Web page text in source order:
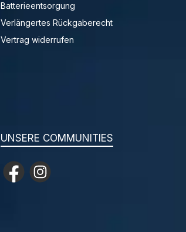
Batterieentsorgung
Verlängertes Rückgaberecht
Vertrag widerrufen
UNSERE COMMUNITIES
FacebookInstagram